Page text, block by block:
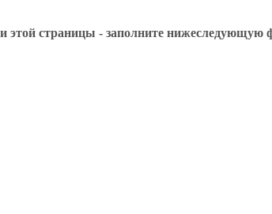
этой страницы - заполните